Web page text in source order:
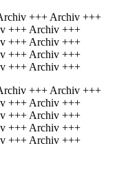
+++ Archiv +++
+++ Archiv +++
+++ Archiv +++
+++ Archiv +++
+++ Archiv +++
+++ Archiv +++
+++ Archiv +++
+++ Archiv +++
+++ Archiv +++
+++ Archiv +++